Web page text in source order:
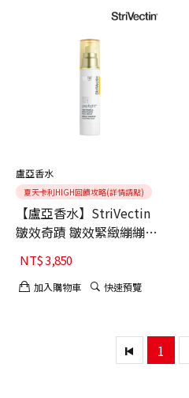
盧亞香水
夏天卡利HIGH回饋攻略(詳情請點)
【盧亞香水】StriVectin
皺效奇蹟 皺效緊緻繃繃精
華升級版50ml
NT$3,850
加入購物車 快速預覽
1